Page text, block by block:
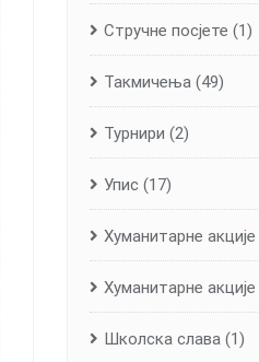
Стручне посјете (1)
Такмичења (49)
Турнири (2)
Упис (17)
Хуманитарне aкције
Хуманитарне акције
Школска слава (1)